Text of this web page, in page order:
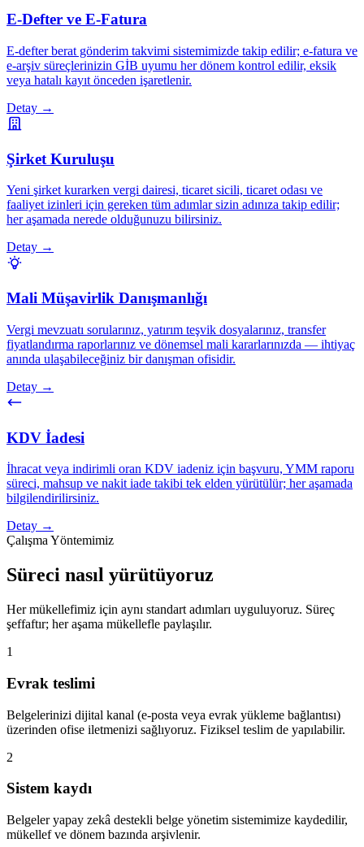
E-Defter ve E-Fatura
E-defter berat gönderim takvimi sistemimizde takip edilir; e-fatura ve
e-arşiv süreçlerinizin GİB uyumu her dönem kontrol edilir, eksik
veya hatalı kayıt önceden işaretlenir.
Detay →
Şirket Kuruluşu
Yeni şirket kurarken vergi dairesi, ticaret sicili, ticaret odası ve
faaliyet izinleri için gereken tüm adımlar sizin adınıza takip edilir;
her aşamada nerede olduğunuzu bilirsiniz.
Detay →
Mali Müşavirlik Danışmanlığı
Vergi mevzuatı sorularınız, yatırım teşvik dosyalarınız, transfer
fiyatlandırma raporlarınız ve dönemsel mali kararlarınızda — ihtiyaç
anında ulaşabileceğiniz bir danışman ofisidir.
Detay →
KDV İadesi
İhracat veya indirimli oran KDV iadeniz için başvuru, YMM raporu
süreci, mahsup ve nakit iade takibi tek elden yürütülür; her aşamada
bilgilendirilirsiniz.
Detay →
Çalışma Yöntemimiz
Süreci nasıl yürütüyoruz
Her mükellefimiz için aynı standart adımları uyguluyoruz. Süreç
şeffaftır; her aşama mükellefle paylaşılır.
1
Evrak teslimi
Belgelerinizi dijital kanal (e-posta veya evrak yükleme bağlantısı)
üzerinden ofise iletmenizi sağlıyoruz. Fiziksel teslim de yapılabilir.
2
Sistem kaydı
Belgeler yapay zekâ destekli belge yönetim sistemimize kaydedilir,
mükellef ve dönem bazında arşivlenir.